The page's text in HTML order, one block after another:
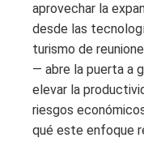
aprovechar la
desde las
turismo de
— abre la puerta a
elevar la
riesgos
qué este enfoque